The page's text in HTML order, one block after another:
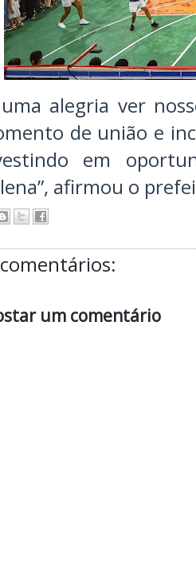
uma alegria ver
de união e
em
afirmou o
um comentário